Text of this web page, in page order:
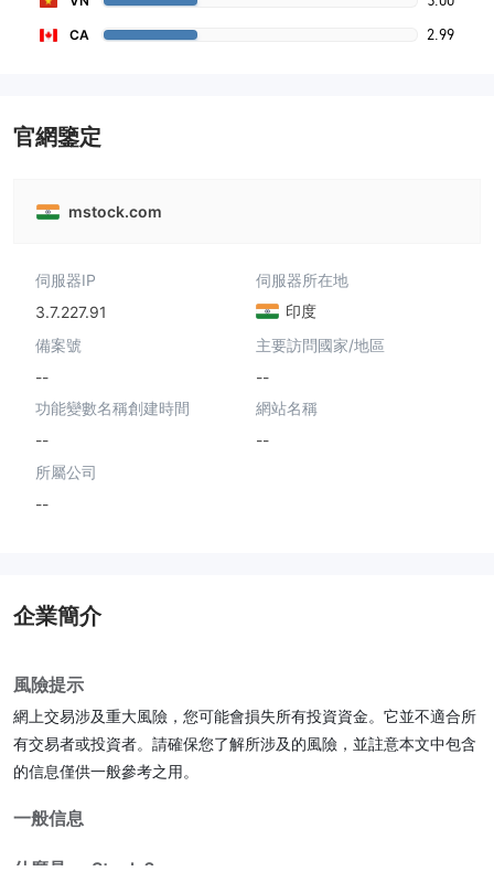
CA 2.99
官網鑒定
mstock.com
伺服器IP
3.7.227.91
伺服器所在地
印度
備案號
--
主要訪問國家/地區
--
功能變數名稱創建時間
--
網站名稱
--
所屬公司
--
企業簡介
風險提示
網上交易涉及重大風險，您可能會損失所有投資資金。它並不適合所
有交易者或投資者。請確保您了解所涉及的風險，並註意本文中包含
的信息僅供一般參考之用。
一般信息
什麼是 m.Stock？